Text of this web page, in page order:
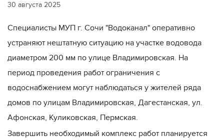
30 августа 2025
Специалисты МУП г. Сочи "Водоканал" оперативно
устраняют нештатную ситуацию на участке водовода
диаметром 200 мм по улице Владимировская. На
период проведения работ ограничения с
водоснабжением могут наблюдаться у жителей ряда
домов по улицам Владимировская, Дагестанская, ул.
Афонская, Куликовская, Пермская.
Завершить необходимый комплекс работ планируется